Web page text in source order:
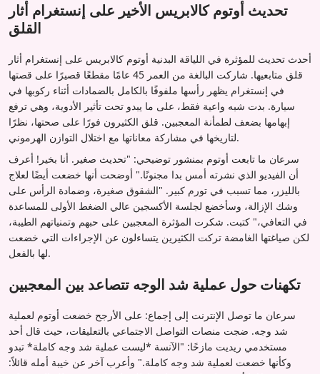
تحديث أوتوم كالابريس الأخير على إنستغرام أثار
القلق
أحدث تحديث للمؤثرة في اللياقة البدنية أوتوم كالابريس على إنستغرام أثار
قلق متابعيها. شاركت البالغة من العمر 45 عامًا مقطعًا قصيرًا على قصتها
في إنستغرام يظهر رأسها ملفوفًا بالكامل بالضمادات أثناء ركوبها في
سيارة. بدت شبه واعية فقط، على ما يبدو تحت تأثير الأدوية، وهي ترفع
إبهامها بضعف لطمأنة المعجبين. قلق الكثيرون فورًا على صحتها، نظرًا
لتاريخها في مشاركة معاناتها مع اختلال التوازن الهرموني.
سرعان ما تابعت أوتوم بمنشور توضيحي: "تحديث صغير. أنا بخير! أعرف
أن الفيديو الذي نشرته أمس بدا مجنونًا." أوضحت أنها خضعت أيضًا لعلاج
بالليزر، مما تسبب في تورم كبير. "الشقوق صغيرة، وضمادة الرأس على
وشك الإزالة، وسأخضع لجلسة الأكسجين عالي الضغط الأولى للمساعدة
في التعافي،" كتبت. شكرت المؤثرة المعجبين على حبهم وتمنياتهم الطيبة،
لكن صياغتها الغامضة تركت الكثيرين يتساءلون عن الإجراءات التي خضعت
لها بالفعل.
تكهنات حول عملية شد الوجه تتصاعد بين المعجبين
سرعان ما توصل الإنترنت إلى إجماع: على الأرجح خضعت أوتوم لعملية
شد وجه. ضجت منصات التواصل الاجتماعي بالتعليقات، حيث قال أحد
مستخدمي ريديت مازحًا: "الآنسة *ليست عملية شد وجه كاملة* تبدو
وكأنها خضعت لعملية شد وجه كاملة." وأعرب آخر عن خيبة أمله قائلاً: